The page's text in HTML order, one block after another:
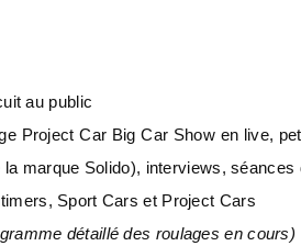
au public
Project Car Big Car Show en live,
marque Solido), interviews,
Sport Cars et Project Cars
détaillé des roulages en cours)